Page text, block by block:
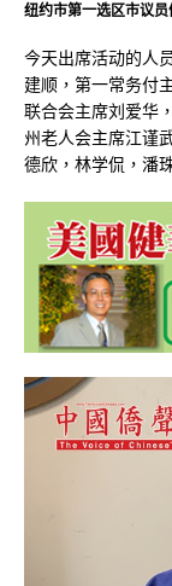
纽约市第一选区市议
今天出席活动的人
建顺，第一常务付
联合会主席刘爱华
州老人会主席江谨
德欣，林学侃，潘